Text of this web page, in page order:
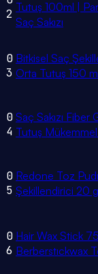
2 Tutuş 100ml |
Saç Sakızı
0
3
Bitkisel Saç
Orta Tutuş 150
0
4
Saç Sakızı
Tutuş
0
5
Redone Toz
Şekillendirici 20
0
6
Hair Wax Stick
Berberstıckwax